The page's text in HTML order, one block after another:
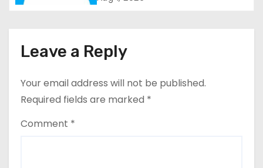
o
Leave a Reply
Your email address will not be published.
Required fields are marked *
Comment *